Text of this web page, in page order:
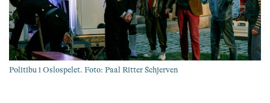
Politibu i Oslospelet. Foto: Paal Ritter Schjerven